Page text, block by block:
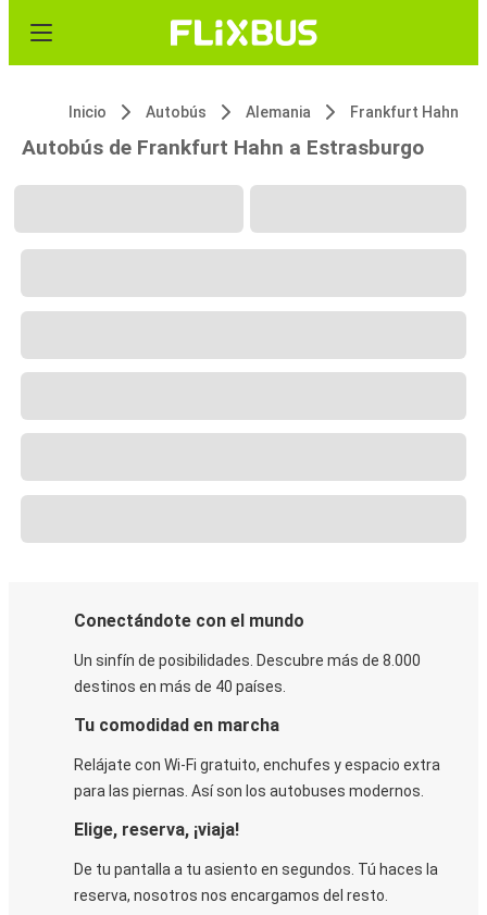
Inicio Autobús Alemania Frankfurt Hahn
Autobús de Frankfurt Hahn a Estrasburgo
Conectándote con el mundo
Un sinfín de posibilidades. Descubre más de 8.000
destinos en más de 40 países.
Tu comodidad en marcha
Relájate con Wi-Fi gratuito, enchufes y espacio extra
para las piernas. Así son los autobuses modernos.
Elige, reserva, ¡viaja!
De tu pantalla a tu asiento en segundos. Tú haces la
reserva, nosotros nos encargamos del resto.